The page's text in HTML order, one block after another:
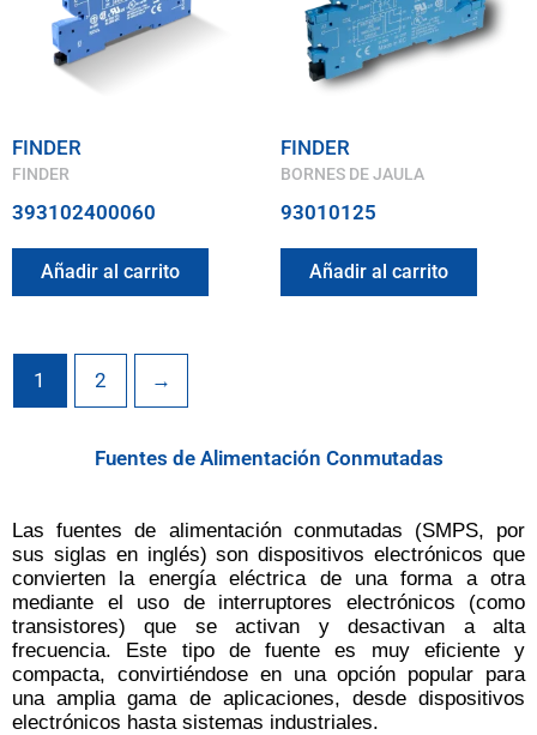
FINDER
FINDER
393102400060
Añadir al carrito
FINDER
BORNES DE JAULA
93010125
Añadir al carrito
1 2 →
Fuentes de Alimentación Conmutadas
Las fuentes de alimentación conmutadas (SMPS, por
sus siglas en inglés) son dispositivos electrónicos que
convierten la energía eléctrica de una forma a otra
mediante el uso de interruptores electrónicos (como
transistores) que se activan y desactivan a alta
frecuencia. Este tipo de fuente es muy eficiente y
compacta, convirtiéndose en una opción popular para
una amplia gama de aplicaciones, desde dispositivos
electrónicos hasta sistemas industriales.